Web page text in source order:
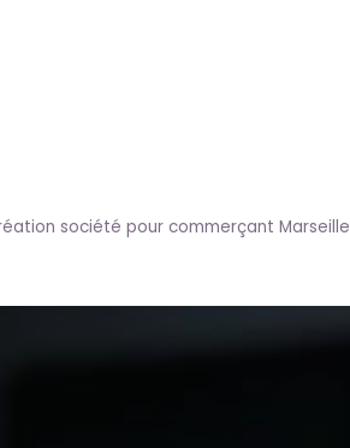
société pour commerçant Marseille